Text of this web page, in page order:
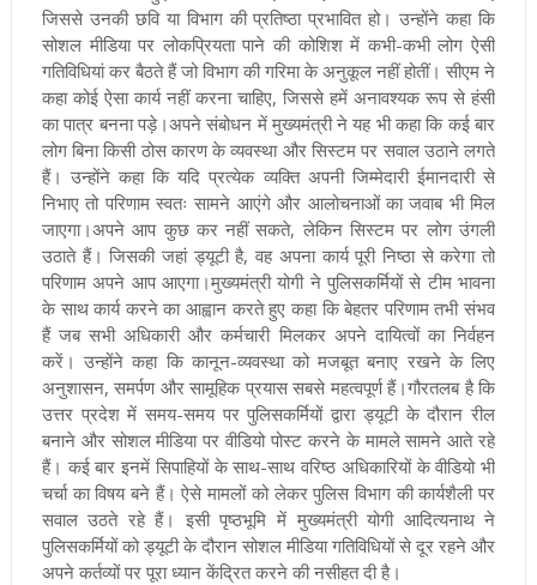
जिससे उनकी छवि या विभाग की प्रतिष्ठा प्रभावित हो। उन्होंने कहा कि
सोशल मीडिया पर लोकप्रियता पाने की कोशिश में कभी-कभी लोग ऐसी
गतिविधियां कर बैठते हैं जो विभाग की गरिमा के अनुकूल नहीं होतीं। सीएम ने
कहा कोई ऐसा कार्य नहीं करना चाहिए, जिससे हमें अनावश्यक रूप से हंसी
का पात्र बनना पड़े।अपने संबोधन में मुख्यमंत्री ने यह भी कहा कि कई बार
लोग बिना किसी ठोस कारण के व्यवस्था और सिस्टम पर सवाल उठाने लगते
हैं। उन्होंने कहा कि यदि प्रत्येक व्यक्ति अपनी जिम्मेदारी ईमानदारी से
निभाए तो परिणाम स्वतः सामने आएंगे और आलोचनाओं का जवाब भी मिल
जाएगा।अपने आप कुछ कर नहीं सकते, लेकिन सिस्टम पर लोग उंगली
उठाते हैं। जिसकी जहां ड्यूटी है, वह अपना कार्य पूरी निष्ठा से करेगा तो
परिणाम अपने आप आएगा।मुख्यमंत्री योगी ने पुलिसकर्मियों से टीम भावना
के साथ कार्य करने का आह्वान करते हुए कहा कि बेहतर परिणाम तभी संभव
हैं जब सभी अधिकारी और कर्मचारी मिलकर अपने दायित्वों का निर्वहन
करें। उन्होंने कहा कि कानून-व्यवस्था को मजबूत बनाए रखने के लिए
अनुशासन, समर्पण और सामूहिक प्रयास सबसे महत्वपूर्ण हैं।गौरतलब है कि
उत्तर प्रदेश में समय-समय पर पुलिसकर्मियों द्वारा ड्यूटी के दौरान रील
बनाने और सोशल मीडिया पर वीडियो पोस्ट करने के मामले सामने आते रहे
हैं। कई बार इनमें सिपाहियों के साथ-साथ वरिष्ठ अधिकारियों के वीडियो भी
चर्चा का विषय बने हैं। ऐसे मामलों को लेकर पुलिस विभाग की कार्यशैली पर
सवाल उठते रहे हैं। इसी पृष्ठभूमि में मुख्यमंत्री योगी आदित्यनाथ ने
पुलिसकर्मियों को ड्यूटी के दौरान सोशल मीडिया गतिविधियों से दूर रहने और
अपने कर्तव्यों पर पूरा ध्यान केंद्रित करने की नसीहत दी है।